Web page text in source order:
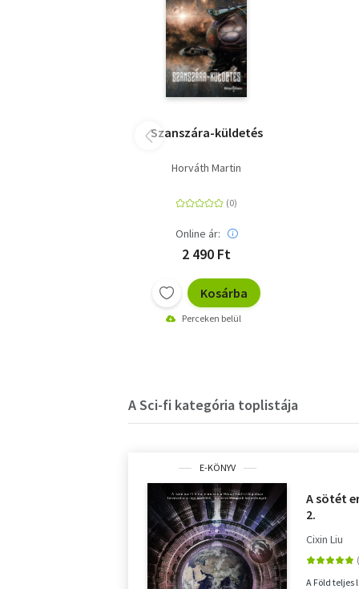
Szanszára-küldetés
Horváth Martin
Online ár:
2 490 Ft
Kosárba
Perceken belül
A Sci-fi kategória toplistája
E-KÖNYV
A sötét
2.
Cixin Liu
A Föld teljes